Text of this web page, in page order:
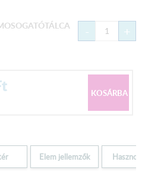
- +
Elem jellemzők Hasznos